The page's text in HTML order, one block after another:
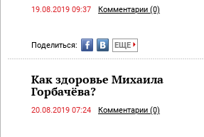
19.08.2019 09:37 Комментарии (0)
Поделиться: ЕЩЕ
Как здоровье Михаила
Горбачёва?
20.08.2019 07:24 Комментарии (0)